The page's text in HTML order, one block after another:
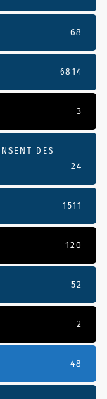
68
6814
3
DES
24
1511
120
52
2
48